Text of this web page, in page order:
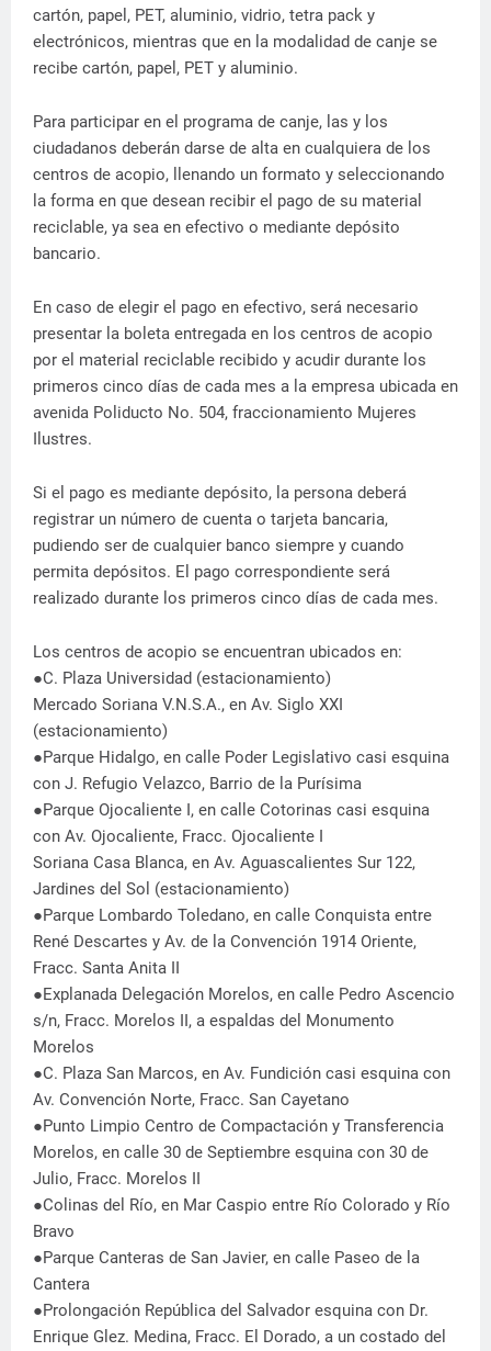
cartón, papel, PET, aluminio, vidrio, tetra pack y
electrónicos, mientras que en la modalidad de canje se
recibe cartón, papel, PET y aluminio.
Para participar en el programa de canje, las y los
ciudadanos deberán darse de alta en cualquiera de los
centros de acopio, llenando un formato y seleccionando
la forma en que desean recibir el pago de su material
reciclable, ya sea en efectivo o mediante depósito
bancario.
En caso de elegir el pago en efectivo, será necesario
presentar la boleta entregada en los centros de acopio
por el material reciclable recibido y acudir durante los
primeros cinco días de cada mes a la empresa ubicada en
avenida Poliducto No. 504, fraccionamiento Mujeres
Ilustres.
Si el pago es mediante depósito, la persona deberá
registrar un número de cuenta o tarjeta bancaria,
pudiendo ser de cualquier banco siempre y cuando
permita depósitos. El pago correspondiente será
realizado durante los primeros cinco días de cada mes.
Los centros de acopio se encuentran ubicados en:
●C. Plaza Universidad (estacionamiento)
Mercado Soriana V.N.S.A., en Av. Siglo XXI
(estacionamiento)
●Parque Hidalgo, en calle Poder Legislativo casi esquina
con J. Refugio Velazco, Barrio de la Purísima
●Parque Ojocaliente I, en calle Cotorinas casi esquina
con Av. Ojocaliente, Fracc. Ojocaliente I
Soriana Casa Blanca, en Av. Aguascalientes Sur 122,
Jardines del Sol (estacionamiento)
●Parque Lombardo Toledano, en calle Conquista entre
René Descartes y Av. de la Convención 1914 Oriente,
Fracc. Santa Anita II
●Explanada Delegación Morelos, en calle Pedro Ascencio
s/n, Fracc. Morelos II, a espaldas del Monumento
Morelos
●C. Plaza San Marcos, en Av. Fundición casi esquina con
Av. Convención Norte, Fracc. San Cayetano
●Punto Limpio Centro de Compactación y Transferencia
Morelos, en calle 30 de Septiembre esquina con 30 de
Julio, Fracc. Morelos II
●Colinas del Río, en Mar Caspio entre Río Colorado y Río
Bravo
●Parque Canteras de San Javier, en calle Paseo de la
Cantera
●Prolongación República del Salvador esquina con Dr.
Enrique Glez. Medina, Fracc. El Dorado, a un costado del